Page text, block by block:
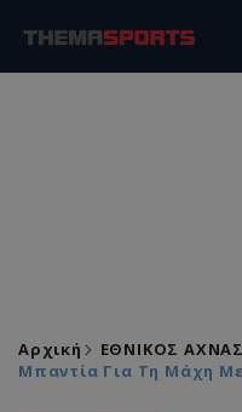
Αρχική ΕΘΝΙΚΟΣ ΑΧΝΑΣ
Μπαντία Για Τη Μάχη